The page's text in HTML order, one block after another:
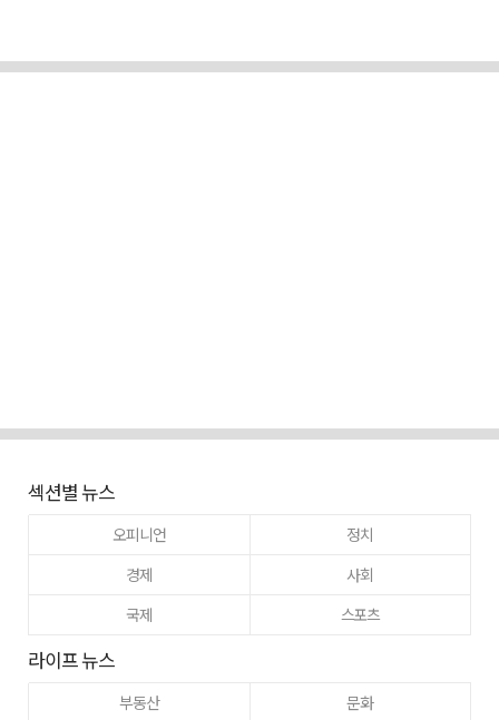
섹션별 뉴스
오피니언
정치
경제
사회
국제
스포츠
라이프 뉴스
부동산 문화